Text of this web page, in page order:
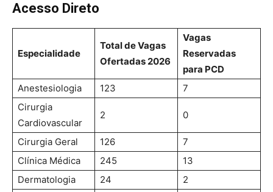
Acesso Direto
Especialidade
Total de Vagas
Ofertadas 2026
Vagas
Reservadas
para PCD
Anestesiologia
123
7
Cirurgia
Cardiovascular
2 0
Cirurgia Geral 126
7
Clínica Médica
245
13
Dermatologia
24
2